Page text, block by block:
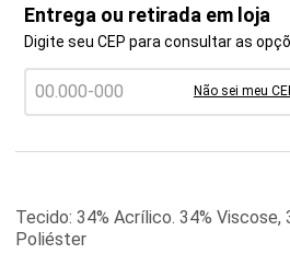
Entrega ou retirada em loja
Digite seu CEP para consultar as
Não sei meu
Tecido: 34% Acrílico. 34% Viscose,
Poliéster